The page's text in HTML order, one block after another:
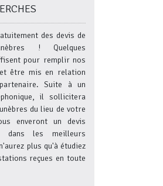
des devis de
! Quelques
pour remplir nos
être mis en relation
Suite à un
il sollicitera
du lieu de votre
enveront un devis
dans les meilleurs
plus qu'à étudiez
reçues en toute